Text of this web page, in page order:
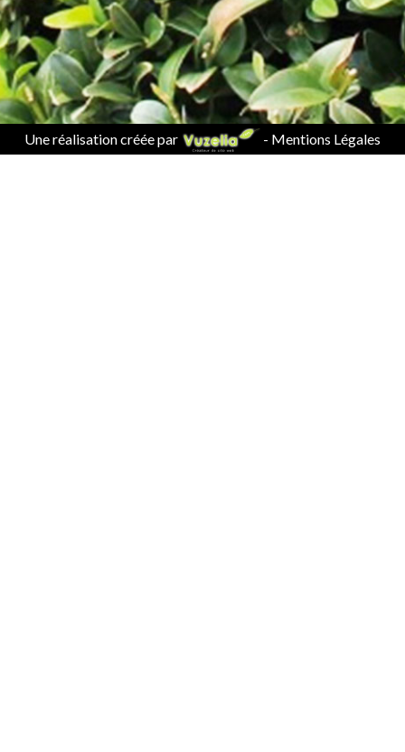
Une réalisation créée par - Mentions Légales